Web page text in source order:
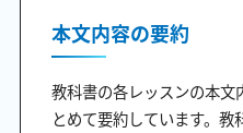
本文内容の要約
教科書の各レッスンの本文
とめて要約しています。